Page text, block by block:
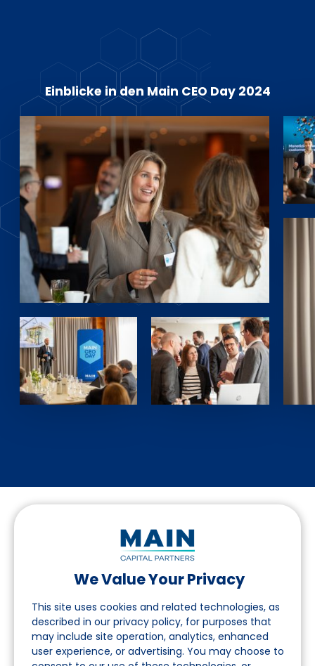
We Value Your Privacy
This site uses cookies and related technologies, as
described in our privacy policy, for purposes that
may include site operation, analytics, enhanced
user experience, or advertising. You may choose to
Einblicke in den Main CEO Day 2024
Folgen Sie uns auf LinkedIn
Seite